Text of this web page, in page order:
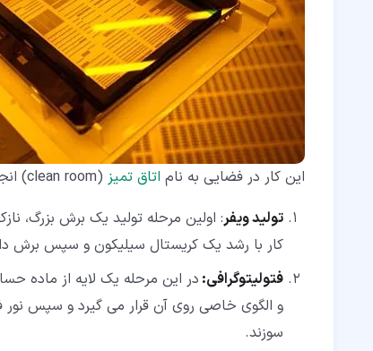
این کار در فضایی به نام اتاق تمیز (clean room) انجام می شود تا شرایط محیطی موثر روی ساخت قطعه، تحت کنترل باشد.
تولید ویفر: اولین مرحله تولید یک برش بزرگ،
کار با رشد یک کریستال سیلیکون و سپس برش
فتولیتوگرافی: در این مرحله یک لایه از ماده
و الگوی خاصی روی آن قرار می گیرد و سپس
سوزند.